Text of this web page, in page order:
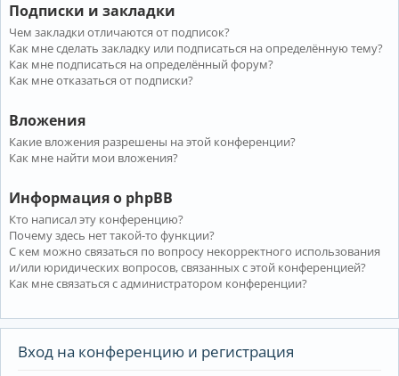
Подписки и закладки
Чем закладки отличаются от подписок?
Как мне сделать закладку или подписаться на определённую тему?
Как мне подписаться на определённый форум?
Как мне отказаться от подписки?
Вложения
Какие вложения разрешены на этой конференции?
Как мне найти мои вложения?
Информация о phpBB
Кто написал эту конференцию?
Почему здесь нет такой-то функции?
С кем можно связаться по вопросу некорректного использования
и/или юридических вопросов, связанных с этой конференцией?
Как мне связаться с администратором конференции?
Вход на конференцию и регистрация